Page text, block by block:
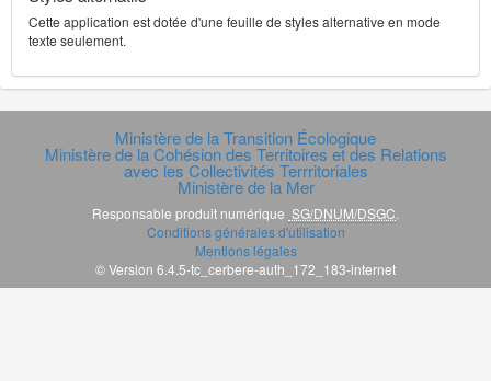
Cette application est dotée d'une feuille de styles alternative en mode
texte seulement.
Ministère de la Transition Écologique
Ministère de la Cohésion des Territoires et des Relations
avec les Collectivités Terrritoriales
Ministère de la Mer
Responsable produit numérique SG/DNUM/DSGC
Conditions générales d'utilisation
Mentions légales
© Version 6.4.5-tc_cerbere-auth_172_183-internet